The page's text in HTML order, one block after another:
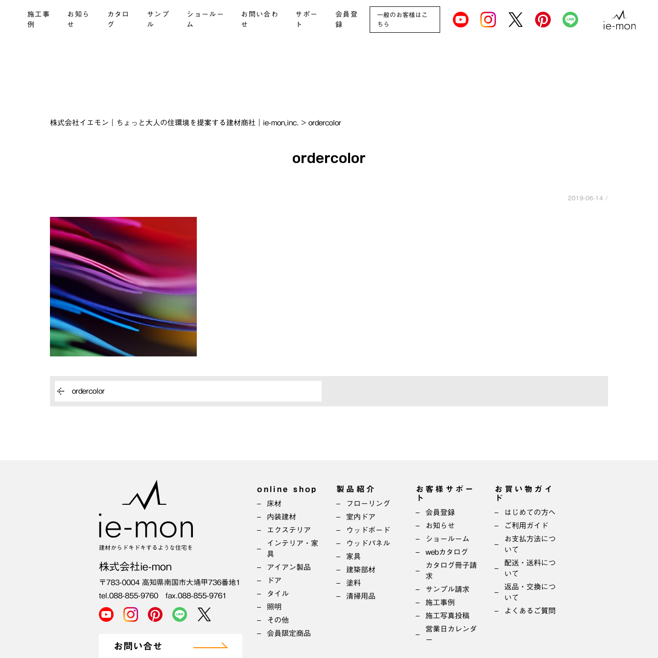
施工事
例
お知ら
せ
カタロ
グ
サンプ
ル
ショールー
ム
お問い合わ
せ
サポー
ト
会員登
録
一般のお客様はこ
ちら
株式会社イエモン｜ちょっと大人の住環境を提案する建材商社｜ie-mon,inc. > ordercolor
ordercolor
2019-06-14 /
ordercolor
建材からドキドキするような住宅を
株式会社ie-mon
〒783-0004 高知県南国市大埇甲736番地1
tel.088-855-9760 fax.088-855-9761
お問い合せ
online shop
床材
内装建材
エクステリア
インテリア・家
具
アイアン製品
ドア
タイル
照明
その他
会員限定商品
製品紹介
フローリング
室内ドア
ウッドボード
ウッドパネル
家具
建築部材
塗料
清掃用品
お客様サポー
ト
会員登録
お知らせ
ショールーム
webカタログ
カタログ冊子請
求
サンプル請求
施工事例
施工写真投稿
営業日カレンダ
ー
お買い物ガイ
ド
はじめての方へ
ご利用ガイド
お支払方法につ
いて
配送・送料につ
いて
返品・交換につ
いて
よくあるご質問